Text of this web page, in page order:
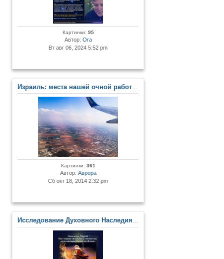
Картинки: 95
Автор: Ora
Вт авг 06, 2024 5:52 pm
Израиль: места нашей очной работы в Центре. Сакральные места Земли Обетованной
Картинки: 361
Автор: Аврора
Сб окт 18, 2014 2:32 pm
Исследование Духовного Наследия и Древних Артефактов